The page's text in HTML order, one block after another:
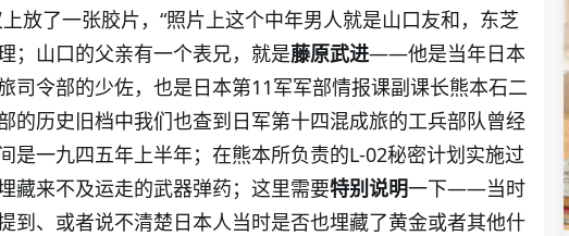
放了一张胶片，“照片上这个中年男人就是山口友和，东芝
；山口的父亲有一个表兄，就是藤原武进——他是当年日本
司令部的少佐，也是日本第11军军部情报课副课长熊本石二
的历史旧档中我们也查到日军第十四混成旅的工兵部队曾经
是一九四五年上半年；在熊本所负责的L-02秘密计划实施过
藏来不及运走的武器弹药；这里需要特别说明一下——当时
到、或者说不清楚日本人当时是否也埋藏了黄金或者其他什